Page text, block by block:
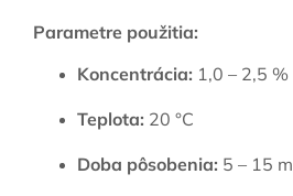
Parametre použitia:
Koncentrácia: 1,0 – 2,5 %
Teplota: 20 °C
Doba pôsobenia: 5 – 15